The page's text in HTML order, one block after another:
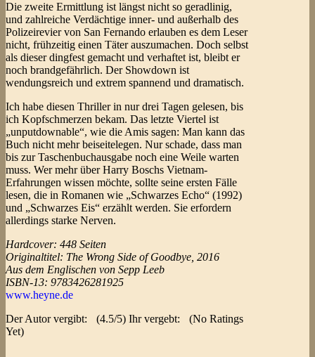
Die zweite Ermittlung ist längst nicht so geradlinig,
und zahlreiche Verdächtige inner- und außerhalb des
Polizeirevier von San Fernando erlauben es dem Leser
nicht, frühzeitig einen Täter auszumachen. Doch selbst
als dieser dingfest gemacht und verhaftet ist, bleibt er
noch brandgefährlich. Der Showdown ist
wendungsreich und extrem spannend und dramatisch.
Ich habe diesen Thriller in nur drei Tagen gelesen, bis
ich Kopfschmerzen bekam. Das letzte Viertel ist
„unputdownable“, wie die Amis sagen: Man kann das
Buch nicht mehr beiseitelegen. Nur schade, dass man
bis zur Taschenbuchausgabe noch eine Weile warten
muss. Wer mehr über Harry Boschs Vietnam-
Erfahrungen wissen möchte, sollte seine ersten Fälle
lesen, die in Romanen wie „Schwarzes Echo“ (1992)
und „Schwarzes Eis“ erzählt werden. Sie erfordern
allerdings starke Nerven.
Hardcover: 448 Seiten
Originaltitel: The Wrong Side of Goodbye, 2016
Aus dem Englischen von Sepp Leeb
ISBN-13: 9783426281925
www.heyne.de
Der Autor vergibt:
(4.5/5) Ihr vergebt:
(No Ratings
Yet)